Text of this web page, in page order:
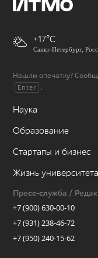
+17
Санкт-Петербург,
Нашли опечатку?
Enter .
Наука
Образование
Стартапы и бизнес
Жизнь университета
Пресс-служба /
+7 (900) 630-00-10
+7 (931) 238-46-72
+7 (950) 240-15-62